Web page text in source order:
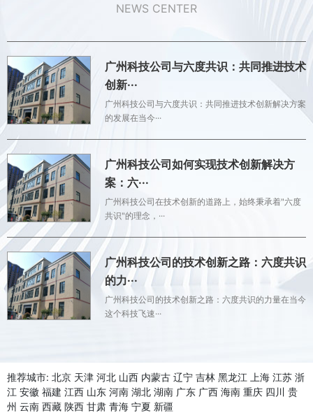
NEWS CENTER
广州科技公司与六度共识：共同推进技术
创新···
广州科技公司与六度共识：共同推进技术创新解决方案
的发展在当今···
广州科技公司如何实现技术创新解决方
案：六···
广州科技公司在技术创新的道路上，始终秉承着"六度
共识"的理念，···
广州科技公司的技术创新之路：六度共识
的力···
广州科技公司的技术创新之路：六度共识的力量在当今
这个科技飞速···
推荐城市: 北京 天津 河北 山西 内蒙古 辽宁 吉林 黑龙江 上海 江苏 浙
江 安徽 福建 江西 山东 河南 湖北 湖南 广东 广西 海南 重庆 四川 贵
州 云南 西藏 陕西 甘肃 青海 宁夏 新疆